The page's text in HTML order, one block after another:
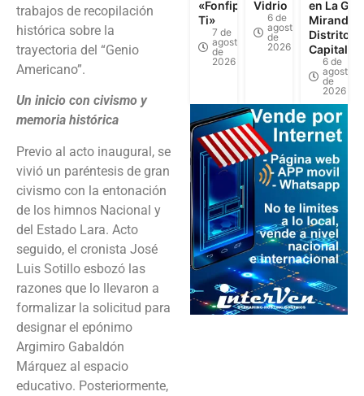
trabajos de recopilación
histórica sobre la
trayectoria del “Genio
Americano”.
Un inicio con civismo y
memoria histórica
Previo al acto inaugural, se
vivió un paréntesis de gran
civismo con la entonación
de los himnos Nacional y
del Estado Lara. Acto
seguido, el cronista José
Luis Sotillo esbozó las
razones que lo llevaron a
formalizar la solicitud para
designar el epónimo
Argimiro Gabaldón
Márquez al espacio
educativo. Posteriormente,
«Fonfip Llega a
Ti»
7 de
agosto
de
2026
Vidrio
6 de
agosto
de
2026
en La
Miranda y
Distrito
Capital
6 de
agosto
de
2026